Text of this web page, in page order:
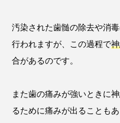
汚染された歯髄の除去や消
行われますが、この過程で
合があるのです。
また歯の痛みが強いときに
るために痛みが出ることもあ